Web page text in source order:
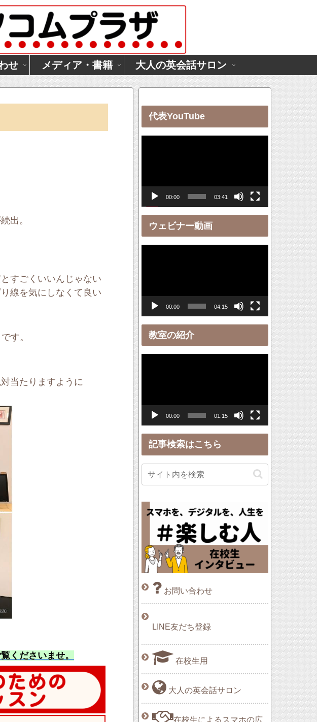
せ メディア・書籍 大人の英会話サロン
出。
すごくいいんじゃない
線を気にしなくて良い
す。
当たりますように
くださいませ。
代表YouTube
レ
ヤ
00:00 03:41
ウェビナー動画
レ
ヤ
ー
00:00 04:15
教室の紹介
レ
ヤ
ー
00:00 01:15
記事検索はこちら
お問い合わせ
LINE友だち登録
在校生用
大人の英会話サロン
在校生によるスマホの広